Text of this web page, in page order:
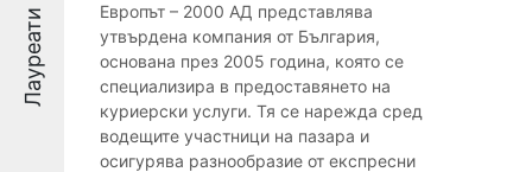
Лауреати
Европът – 2000 АД представлява
утвърдена компания от България,
основана през 2005 година, която се
специализира в предоставянето на
куриерски услуги. Тя се нарежда сред
водещите участници на пазара и
осигурява разнообразие от експресни